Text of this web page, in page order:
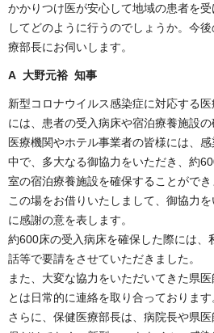
かかりつけ医が安心して地域の患者を
してどのように行うのでしょうか。今
療部長にお伺いします。
A 大野元裕 知事
新型コロナウイルス感染症に対応する
には、患者の受入病床や宿泊療養施設の
医療機関やホテル事業者の皆様には、
中で、多大なる御協力をいただき、約
室の宿泊療養施設を確保することができ
この場をお借りいたしまして、御協力
に感謝の意を表します。
約600床の受入病床を確保した際には、
話等で要請をさせていただきました。
また、大変な協力をいただいてきた県
とは日常的に連絡を取り合っております
さらに、保健医療部長は、病院長や県